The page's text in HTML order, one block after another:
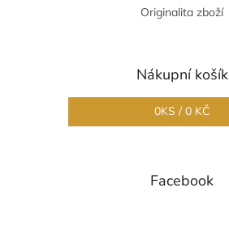
Originalita zboží
Nákupní košík
0KS / 0 KČ
Facebook